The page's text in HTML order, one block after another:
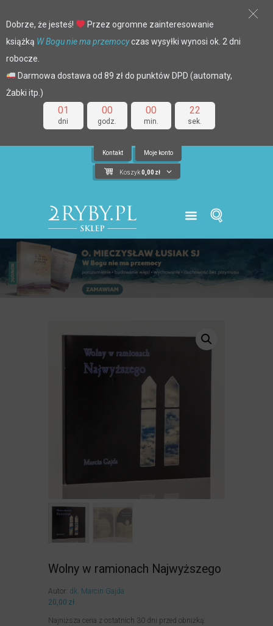
01
dni
00
godz.
00
min.
21
sek.
Dobrze, że jesteś!
Przez ogromne zainteresowanie
książką W Bogu nie ma przemocyczas wysyłki wynosi ok. 2 dni
robocze.
Darmowa dostawa od 89 zł do punktów DPD (automaty,
Żabki itp.)
Kontakt Moje konto
Koszyk 0,00 zł
Wolny w ramionach Najwyższego
Autor: dk. Marcin Gajda
20,00 zł
Najniższa cena z ostatnich 30 dni przed obniżką: